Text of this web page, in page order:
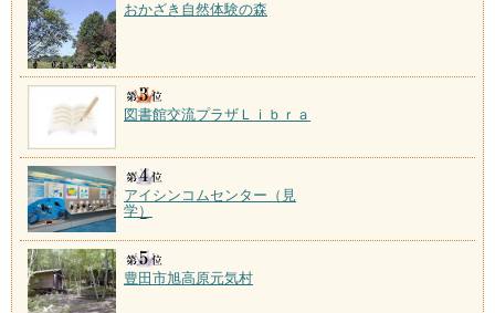
おかざき自然体験の森
図書館交流プラザＬｉｂｒａ
アイシンコムセンター（見
学）
豊田市旭高原元気村